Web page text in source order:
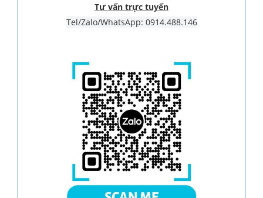
Tư vấn trực tuyến
Tel/Zalo/WhatsApp: 0914.488.146